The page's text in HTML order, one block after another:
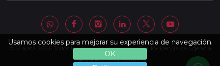
Usamos cookies para mejorar su experiencia de navegación.
OK
ofrece un descuento del 10 % en el valor del viaje (no valido
para grupos).
Otras notas a tener en cuenta:
Todas nuestras rutas, independientemente del
número de pasajeros, incluyen la presencia de guías
© Viajata 2026 Todos los derechos reservados | Título-licencia de Agencia
de Viajes C.I.AN 18841-3.